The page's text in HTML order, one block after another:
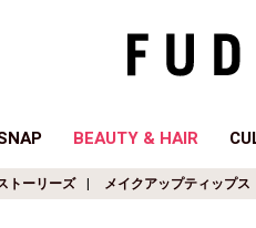
BEAUTY & HAIR
トーリーズ メイクアップティップス